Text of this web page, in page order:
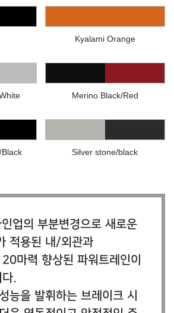
Kyalami Orange
Merino Black/Red
Silver stone/black
업의 부분변경으로 새로운
적용된 내/외관과
마력 향상된 파워트레인이
.
능을 발휘하는 브레이크 시